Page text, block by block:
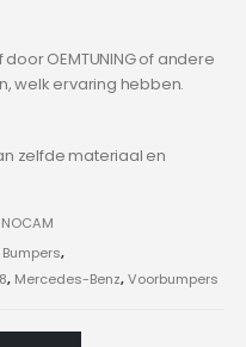
door OEMTUNING of andere
welk ervaring hebben.
zelfde materiaal en
Bumpers,
, Mercedes-Benz,Voorbumpers